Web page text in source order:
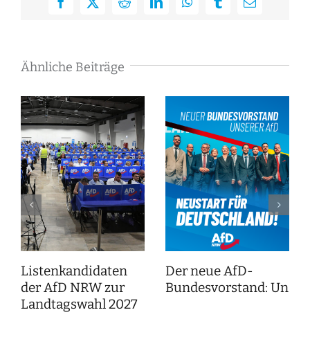
Facebook
X RedditLinkedInWhatsAppTumblrE-
Ähnliche Beiträge
Listenkandidaten
der AfD NRW zur
Landtagswahl 2027
Der neue AfD-
Bundesvorstand: